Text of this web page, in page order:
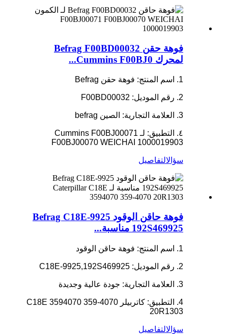
فوهة حقن Befrag F00BD00032
لمحرك Cummins F00BJ0...
1. اسم المنتج: فوهة حقن Befrag
2. رقم الموديل: F00BD00032
3. العلامة التجارية: الصين befrag
٤. التطبيق: لـ Cummins F00BJ00071
F00BJ00070 WEICHAI 1000019903
سؤالالتفاصيل
فوهة حاقن الوقود Befrag C18E-9925
192S469925 مناسبة...
1. اسم المنتج: فوهة حاقن الوقود
2. رقم الموديل: C18E-9925,192S469925
3. العلامة التجارية: جودة عالية وجديدة
4. التطبيق: كاتربيلر C18E 3594070 359-4070
20R1303
سؤالالتفاصيل